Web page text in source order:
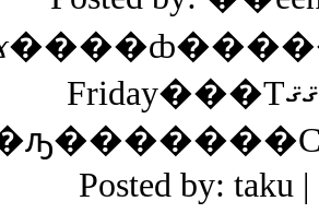
Friday���Τޤޤ���B�Ƥ�DAHON
Posted by: taku